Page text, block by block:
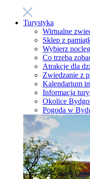
Turystyka
Wirtualne
Sklep z
Wybierz nocleg
Co trzeba
Atrakcje dla
Zwiedzanie z
Kalendarium
Informacja
Okolice
Pogoda w